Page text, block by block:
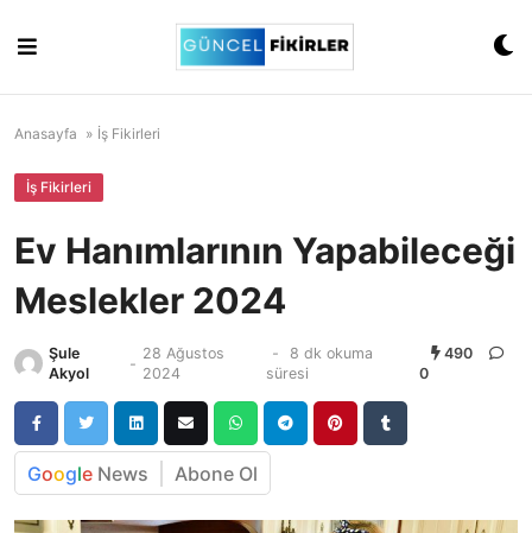
content
Anasayfa » İş Fikirleri
İş Fikirleri
Ev Hanımlarının Yapabileceği
Meslekler 2024
Şule
Akyol
-
28 Ağustos
2024
-
8 dk okuma
süresi
490
0
Google News Abone Ol